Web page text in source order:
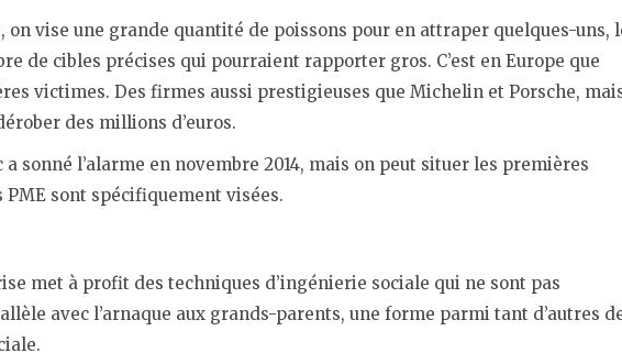
on vise une grande quantité de poissons pour en attraper quelques-uns,
de cibles précises qui pourraient rapporter gros. C’est en Europe que
victimes. Des firmes aussi prestigieuses que Michelin et Porsche,
des millions d’euros.
a sonné l’alarme en novembre 2014, mais on peut situer les premières
PME sont spécifiquement visées.
met à profit des techniques d’ingénierie sociale qui ne sont pas
avec l’arnaque aux grands-parents, une forme parmi tant d’autres